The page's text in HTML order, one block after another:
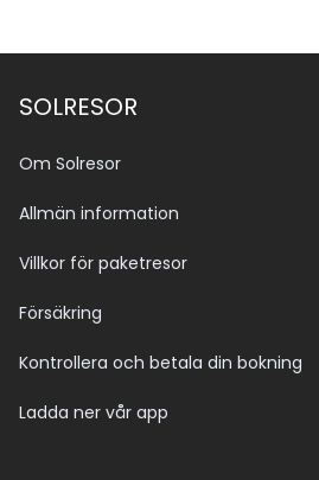
SOLRESOR
Om Solresor
Allmän information
Villkor för paketresor
Försäkring
Kontrollera och betala din bokning
Ladda ner vår app